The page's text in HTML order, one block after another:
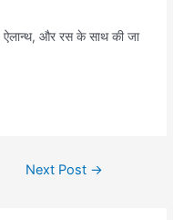
और रस के साथ की जा
Next Post →